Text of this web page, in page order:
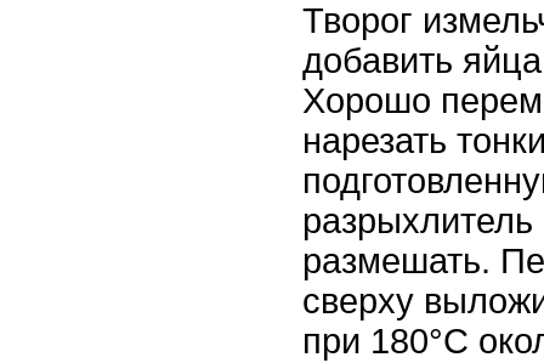
Творог
добавить
Хорошо
нарезать
размешать.
сверху
при 180°C